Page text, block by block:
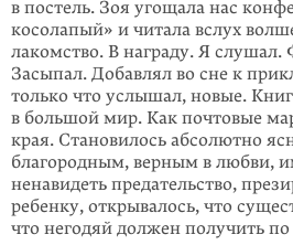
в постель. Зоя угощала нас
косолапый» и читала вслух
лакомство. В награду. Я слу­шал.
Засыпал. Добавлял во сне к
только что услышал, новые.
в большой мир. Как почтовые
края. Становилось абсолютно
благо­родным, верным в любви,
ненавидеть предательство,
ребенку, открывалось, что
что негодяй должен получить по